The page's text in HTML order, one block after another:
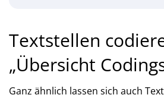
Textstellen
„Übersicht
Ganz ähnlich lassen sich auch